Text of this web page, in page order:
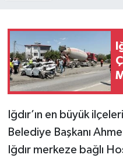
Iğdır’ın en büyük
Belediye Başkanı
Iğdır merkeze bağlı